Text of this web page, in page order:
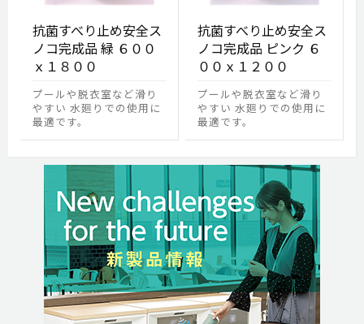
抗菌すべり止め安全ス
ノコ完成品 緑 ６００
ｘ１８００
プールや脱衣室など滑り
やすい 水廻りでの使用に
最適です。
抗菌すべり止め安全ス
ノコ完成品 ピンク ６
００ｘ１２００
プールや脱衣室など滑り
やすい 水廻りでの使用に
最適です。